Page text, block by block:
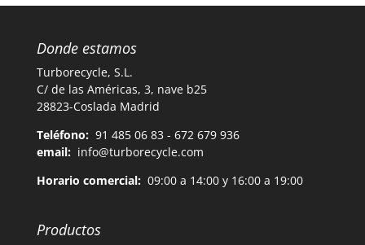
Donde estamos
Turborecycle, S.L.
C/ de las Américas, 3, nave b25
28823-Coslada Madrid
Teléfono: 91 485 06 83 - 672 679 936
email: info@turborecycle.com
Horario comercial:09:00 a 14:00 y 16:00 a 19:00
Productos